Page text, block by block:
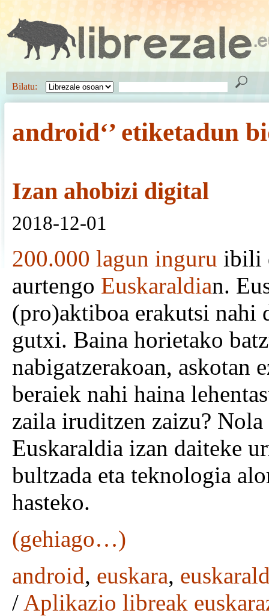
Bilatu:
android‘’ etiketadun
Izan ahobizi digital
2018-12-01
200.000 lagun inguru ibili
aurtengo Euskaraldian.
(pro)aktiboa erakutsi nahi
gutxi. Baina horietako
nabigatzerakoan, askotan
beraiek nahi haina
zaila iruditzen zaizu?
Euskaraldia izan daiteke
bultzada eta teknologia
hasteko.
(gehiago…)
android, euskara,
/ Aplikazio libreak